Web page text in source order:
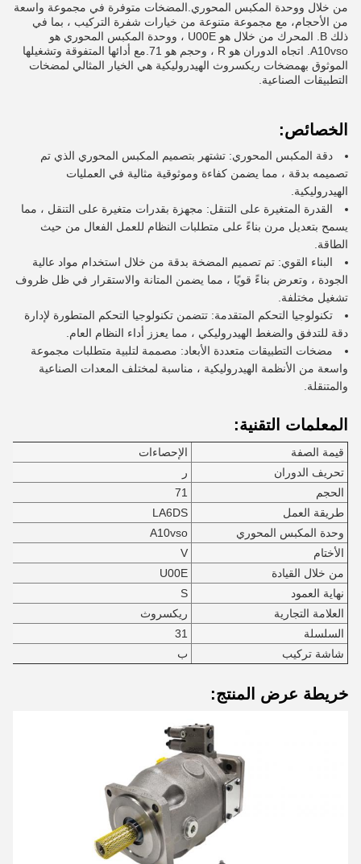
من خلال ووحدة المكبس المحوري.المضخات متوفرة في مجموعة واسعة
من الأحجام، مع مجموعة متنوعة من خيارات شفرة التركيب ، بما في
ذلك B. المحرك من خلال هو U00E ، ووحدة المكبس المحوري هو
A10vso. اتجاه الدوران هو R ، وحجم هو 71.مع أدائها المتفوقة وتشغيلها
الموثوق بهمضخات ريكسروث الهيدروليكية هي الخيار المثالي لمضخات
التطبيقات الصناعية.
الخصائص:
دقة المكبس المحوري: تشتهر بتصميم المكبس المحوري الذي تم
تصميمه بدقة ، مما يضمن كفاءة وموثوقية مثالية في العمليات
الهيدروليكية.
القدرة المتغيرة على التنقل: مجهزة بقدرات متغيرة على التنقل ، مما
يسمح بتعديل مرن بناءً على متطلبات النظام للعمل الفعال من حيث
الطاقة.
البناء القوي: تم تصميم المضخة بدقة من خلال استخدام مواد عالية
الجودة ، وتعرض بناءً قويًا ، مما يضمن المتانة والاستقرار في ظل ظروف
تشغيل مختلفة.
تكنولوجيا التحكم المتقدمة: تتضمن تكنولوجيا التحكم المتطورة لإدارة
دقة للتدفق والضغط الهيدروليكي ، مما يعزز أداء النظام العام.
مضخات التطبيقات متعددة الأبعاد: مصممة لتلبية متطلبات مجموعة
واسعة من الأنظمة الهيدروليكية ، مناسبة لمختلف المعدات الصناعية
والمتنقلة.
المعلمات التقنية:
قيمة الصفة
الإحصاءات
تحريف الدوران
ر
الحجم
71
طريقة العمل
LA6DS
وحدة المكبس المحوري
A10vso
الأختام
V
من خلال القيادة
U00E
نهاية العمود
S
العلامة التجارية
ريكسروث
السلسلة
31
شاشة تركيب
ب
خريطة عرض المنتج: